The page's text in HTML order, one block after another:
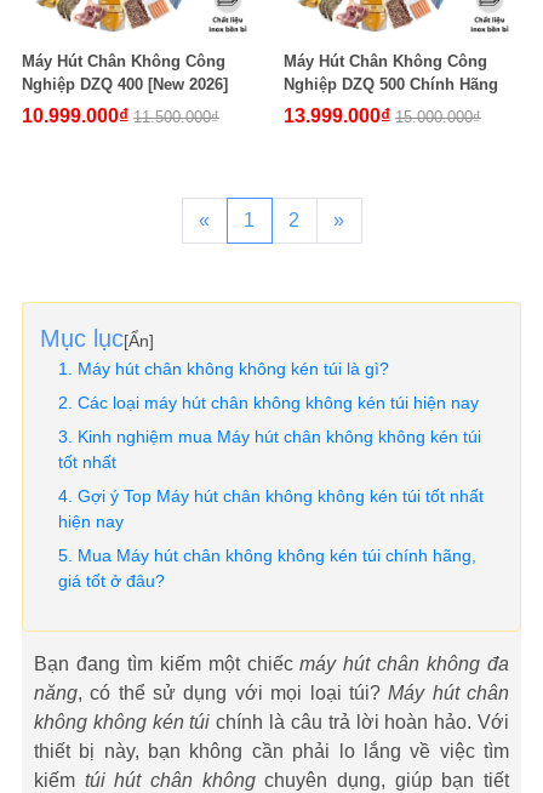
Máy Hút Chân Không Công
Nghiệp DZQ 400 [New 2026]
10.999.000₫ 11.500.000₫
Máy Hút Chân Không Công
Nghiệp DZQ 500 Chính Hãng
13.999.000₫ 15.000.000₫
« 1 2 »
Mục lục[Ẩn]
Máy hút chân không không kén túi là gì?
Các loại máy hút chân không không kén túi hiện nay
Kinh nghiệm mua Máy hút chân không không kén túi
tốt nhất
Gợi ý Top Máy hút chân không không kén túi tốt nhất
hiện nay
Mua Máy hút chân không không kén túi chính hãng,
giá tốt ở đâu?
Bạn đang tìm kiếm một chiếcmáy hút chân không đa
năng, có thể sử dụng với mọi loại túi?Máy hút chân
không không kén túichính là câu trả lời hoàn hảo. Với
thiết bị này, bạn không cần phải lo lắng về việc tìm
kiếm túi hút chân khôngchuyên dụng, giúp bạn tiết